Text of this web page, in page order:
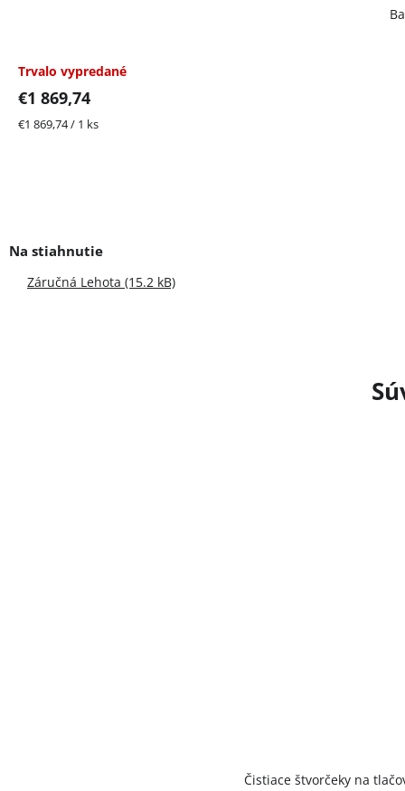
Čistiace štvorčeky na
Trvalo vypredané
€1 869,74
Jednotková
€1 869,74 / 1 ks
Záručná Lehota (15.2 kB)